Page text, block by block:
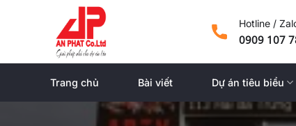
Hotline /
0909 107
Trang chủ Bài viết Dự án tiêu biểu